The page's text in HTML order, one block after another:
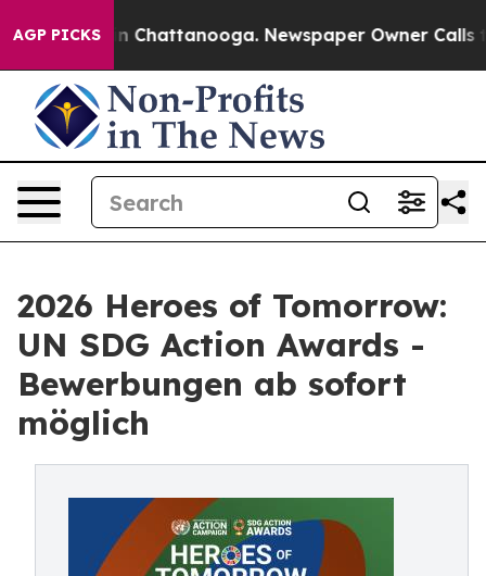
AGP PICKS
Chaos in Chattanooga. Newspaper Owner Calls the
2026 Heroes of Tomorrow:
UN SDG Action Awards -
Bewerbungen ab sofort
möglich